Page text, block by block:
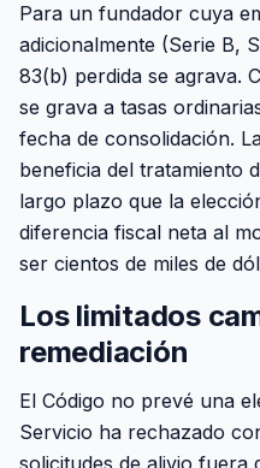
Para un fundador cuya
adicionalmente (Serie B,
83(b) perdida se agrava.
se grava a tasas
fecha de consolidación.
beneficia del tratamiento
largo plazo que la
diferencia fiscal neta al
ser cientos de miles de
Los limitados
remediación
El Código no prevé una
Servicio ha rechazado
solicitudes de alivio fuera